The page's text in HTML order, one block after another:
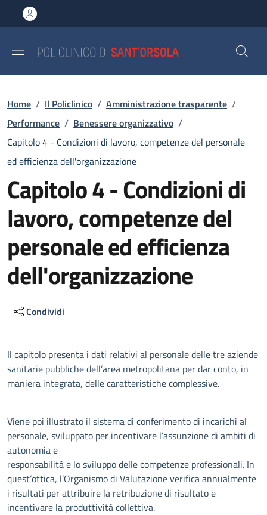
al contenuto principale
to footer content
Briciole di pane
Home / Il Policlinico / Amministrazione trasparente /
Performance / Benessere organizzativo /
Capitolo 4 - Condizioni di lavoro, competenze del personale
ed efficienza dell'organizzazione
Capitolo 4 - Condizioni di
lavoro, competenze del
personale ed efficienza
dell'organizzazione
Condividi
Descrizione
Il capitolo presenta i dati relativi al personale delle tre aziende
sanitarie pubbliche dell’area metropolitana per dar conto, in
maniera integrata, delle caratteristiche complessive.
Viene poi illustrato il sistema di conferimento di incarichi al
personale, sviluppato per incentivare l’assunzione di ambiti di
autonomia e
responsabilità e lo sviluppo delle competenze professionali. In
quest’ottica, l’Organismo di Valutazione verifica annualmente
i risultati per attribuire la retribuzione di risultato e
incentivare la produttività collettiva.